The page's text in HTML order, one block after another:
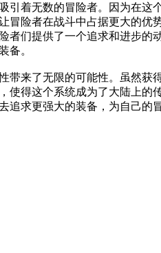
引着无数的冒险者。因为在这
冒险者在战斗中占据更大的优势
者们提供了一个追求和进步的
备。
带来了无限的可能性。虽然获
使得这个系统成为了大陆上的
追求更强大的装备，为自己的